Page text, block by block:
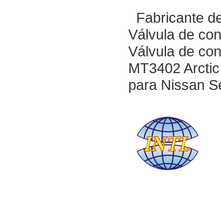
Fabricante
Válvula de
Válvula de
MT3402
para Nissan